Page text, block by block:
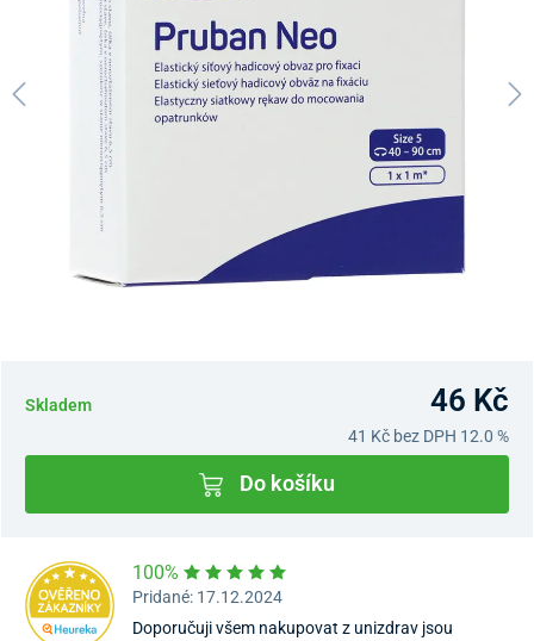
Skladem 46 Kč
41 Kč bez DPH 12.0 %
Do košíku
100%
Pridané: 17.12.2024
Doporučuji všem nakupovat z unizdrav jsou